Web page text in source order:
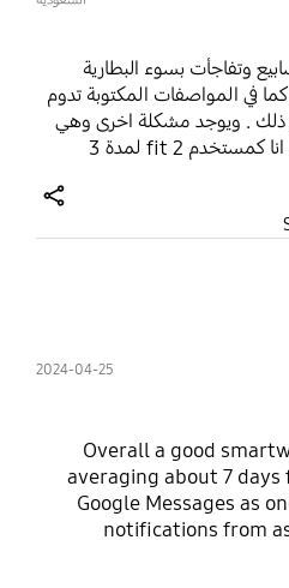
هذا المنتج قبل 3 أسابيع وتفاجأت بسوء البطارية
لا تدوم لمدة 13 يوم كما في المواصفات المكتوبة تدوم
. ويوجد مشكلة اخرى وهي
مزامنة الخطوات مع الجوال . انا كمستخدم fit 2 لمدة 3
2024-04-25
Overall a good
averaging about 7 days
Google Messages as
notifications from